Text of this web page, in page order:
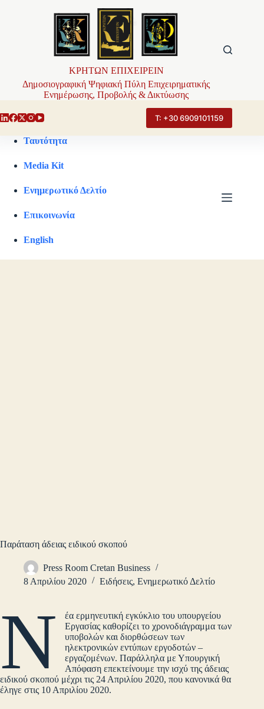
ΚΡΗΤΩΝ ΕΠΙΧΕΙΡΕΙΝ
Δημοσιογραφική Ψηφιακή Πύλη Επιχειρηματικής
Ενημέρωσης, Προβολής & Δικτύωσης
Τ: +30 6909101159
Ταυτότητα
Media Kit
Ενημερωτικό Δελτίο
Επικοινωνία
English
Παράταση άδειας ειδικού σκοπού
Press Room Cretan Business
8 Απριλίου 2020
Ειδήσεις, Ενημερωτικό Δελτίο
Ν
έα ερμηνευτική εγκύκλιο του υπουργείου
Εργασίας καθορίζει το χρονοδιάγραμμα των
υποβολών και διορθώσεων των
ηλεκτρονικών εντύπων εργοδοτών –
εργαζομένων. Παράλληλα με Υπουργική
Απόφαση επεκτείνουμε την ισχύ της άδειας
ειδικού σκοπού μέχρι τις 24 Απριλίου 2020, που κανονικά θα
έληγε στις 10 Απριλίου 2020.